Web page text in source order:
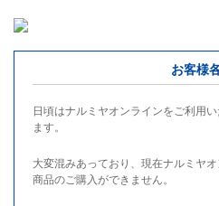
お客様
日頃はナルミヤオンラインをご利用
ます。
大変混みあっており、現在ナルミヤ
商品のご購入ができません。